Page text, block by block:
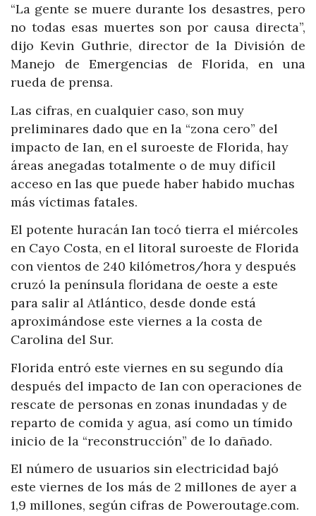
“La gente se muere durante los desastres, pero
no todas esas muertes son por causa directa”,
dijo Kevin Guthrie, director de la División de
Manejo de Emergencias de Florida, en una
rueda de prensa.
Las cifras, en cualquier caso, son muy
preliminares dado que en la “zona cero” del
impacto de Ian, en el suroeste de Florida, hay
áreas anegadas totalmente o de muy difícil
acceso en las que puede haber habido muchas
más víctimas fatales.
El potente huracán Ian tocó tierra el miércoles
en Cayo Costa, en el litoral suroeste de Florida
con vientos de 240 kilómetros/hora y después
cruzó la península floridana de oeste a este
para salir al Atlántico, desde donde está
aproximándose este viernes a la costa de
Carolina del Sur.
Florida entró este viernes en su segundo día
después del impacto de Ian con operaciones de
rescate de personas en zonas inundadas y de
reparto de comida y agua, así como un tímido
inicio de la “reconstrucción” de lo dañado.
El número de usuarios sin electricidad bajó
este viernes de los más de 2 millones de ayer a
1,9 millones, según cifras de Poweroutage.com.